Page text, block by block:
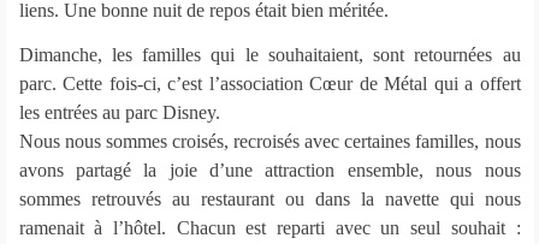
liens. Une bonne nuit de repos était bien méritée.
Dimanche, les familles qui le souhaitaient, sont retournées au
parc. Cette fois-ci, c’est l’association Cœur de Métal qui a offert
les entrées au parc Disney.
Nous nous sommes croisés, recroisés avec certaines familles, nous
avons partagé la joie d’une attraction ensemble, nous nous
sommes retrouvés au restaurant ou dans la navette qui nous
ramenait à l’hôtel. Chacun est reparti avec un seul souhait :